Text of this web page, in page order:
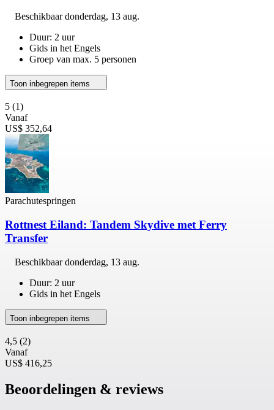
Beschikbaardonderdag, 13 aug.
Duur: 2 uur
Gids in het Engels
Groep van max. 5 personen
Toon inbegrepen items
5 (1)
Vanaf
US$ 352,64
Parachutespringen
Rottnest Eiland: Tandem Skydive met Ferry
Transfer
Beschikbaardonderdag, 13 aug.
Duur: 2 uur
Gids in het Engels
Toon inbegrepen items
4,5 (2)
Vanaf
US$ 416,25
Beoordelingen & reviews